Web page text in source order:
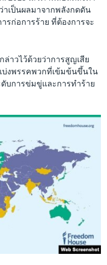
าเป็นผลมาจากพลังกดดัน
รก่อการร้าย ที่ต้องการจะ
ล่าวไว้ด้วยว่าการสูญเสีย
บ่งพรรคพวกที่เข้มข้นขึ้นใน
บการข่มขู่และการทำร้าย